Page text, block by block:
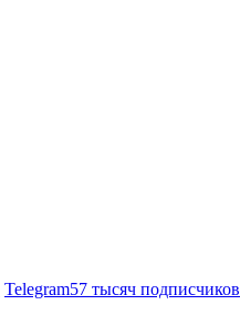
Telegram57 тысяч подписчиков